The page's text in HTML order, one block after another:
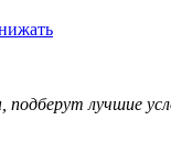
лучшие